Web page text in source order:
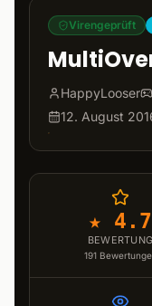
Virengeprüft
HappyLooser
12. August
★ 4.7
BEWERTUNG
191